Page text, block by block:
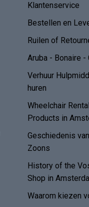
Klantenservice
Bestellen en
Ruilen of
Aruba - Bonaire -
Verhuur
huren
Wheelchair
Products in
Geschiedenis
Zoons
History of the
Shop in
Waarom kiezen